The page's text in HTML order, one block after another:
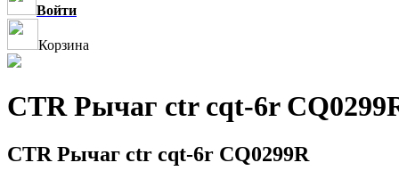
Войти
Корзина
CTR Рычаг ctr cqt-6r
CTR Рычаг ctr cqt-6r CQ0299R